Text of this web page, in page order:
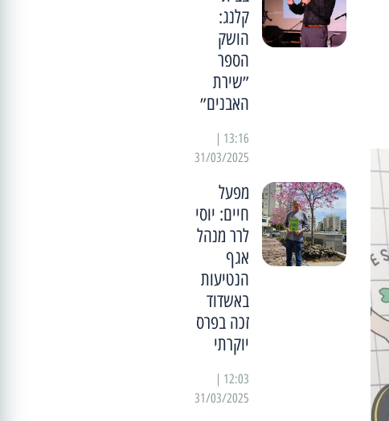
קלנג:
הושק
הספר
״שירת
האבנים״
31/03/2025
מפעל
חיים: יוסי
לרר מנהל
אגף
הנטיעות
באשדוד
זכה בפרס
יוקרתי
31/03/2025